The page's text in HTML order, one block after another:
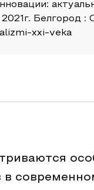
Белгород
xxi-veka